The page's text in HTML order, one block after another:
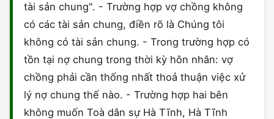
tài sản chung". - Trường hợp vợ chồng không
có các tài sản chung, điền rõ là Chúng tôi
không có tài sản chung. - Trong trường hợp có
tồn tại nợ chung trong thời kỳ hôn nhân: vợ
chồng phải cần thống nhất thoả thuận việc xử
lý nợ chung thế nào. - Trường hợp hai bên
không muốn Toà dân sự Hà Tĩnh, Hà Tĩnh